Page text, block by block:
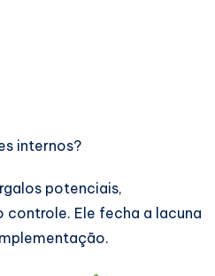
internos?
potenciais,
controle. Ele fecha a lacuna